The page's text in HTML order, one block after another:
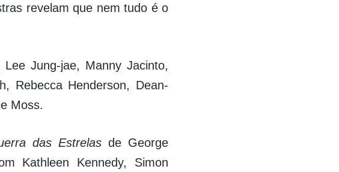
revelam que nem tudo é o
Jung-jae, Manny Jacinto,
Rebecca Henderson, Dean-
Moss.
das Estrelasde George
Kathleen Kennedy, Simon